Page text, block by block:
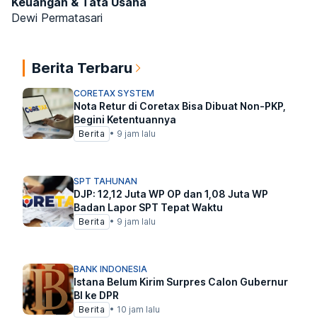
Dewi Permatasari
Berita Terbaru
CORETAX SYSTEM
Nota Retur di Coretax Bisa Dibuat Non-PKP,
Begini Ketentuannya
Berita • 9 jam lalu
SPT TAHUNAN
DJP: 12,12 Juta WP OP dan 1,08 Juta WP
Badan Lapor SPT Tepat Waktu
Berita • 9 jam lalu
BANK INDONESIA
Istana Belum Kirim Surpres Calon Gubernur
BI ke DPR
Berita • 10 jam lalu